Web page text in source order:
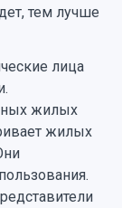
тем лучше
лица
жилых
жилых